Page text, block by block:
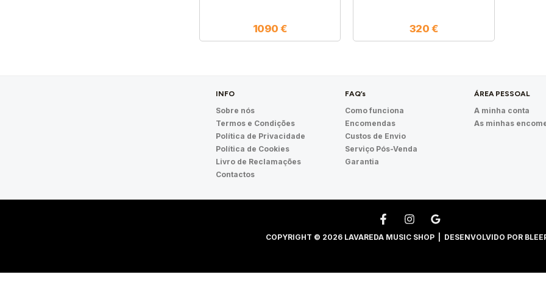
1090€ 320 €
INFO
Sobre nós
Termos e Condições
Política de Privacidade
Política de Cookies
Livro de Reclamações
Contactos
FAQ’s
Como funciona
Encomendas
Custos de Envio
Serviço Pós-Venda
Garantia
ÁREA PESSOAL
A minha conta
As minhas
COPYRIGHT © 2026 LAVAREDA MUSIC SHOP | DESENVOLVIDO POR